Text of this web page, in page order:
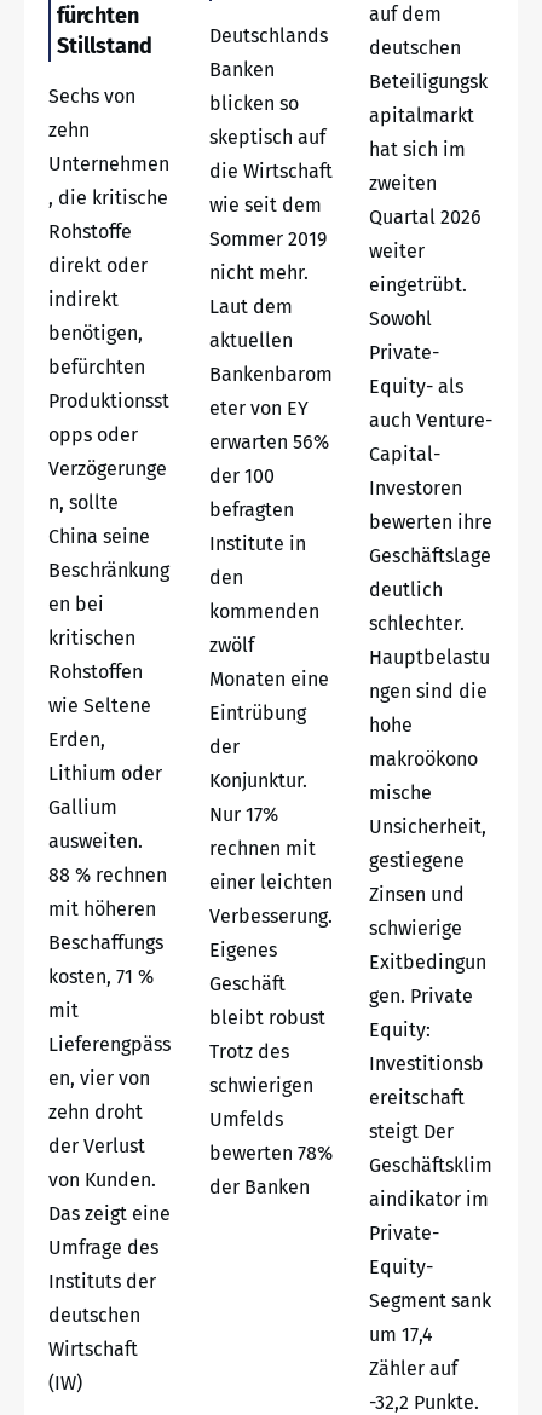
fürchten
Stillstand
Sechs von
zehn
Unternehmen
, die kritische
Rohstoffe
direkt oder
indirekt
benötigen,
befürchten
Produktionsst
opps oder
Verzögerunge
n, sollte
China seine
Beschränkung
en bei
kritischen
Rohstoffen
wie Seltene
Erden,
Lithium oder
Gallium
ausweiten.
88 % rechnen
mit höheren
Beschaffungs
kosten, 71 %
mit
Lieferengpäss
en, vier von
zehn droht
der Verlust
von Kunden.
Das zeigt eine
Umfrage des
Instituts der
deutschen
Wirtschaft
(IW)
Deutschlands
Banken
blicken so
skeptisch auf
die Wirtschaft
wie seit dem
Sommer 2019
nicht mehr.
Laut dem
aktuellen
Bankenbarom
eter von EY
erwarten 56%
der 100
befragten
Institute in
den
kommenden
zwölf
Monaten eine
Eintrübung
der
Konjunktur.
Nur 17%
rechnen mit
einer leichten
Verbesserung.
Eigenes
Geschäft
bleibt robust
Trotz des
schwierigen
Umfelds
bewerten 78%
der Banken
auf dem
deutschen
Beteiligungsk
apitalmarkt
hat sich im
zweiten
Quartal 2026
weiter
eingetrübt.
Sowohl
Private-
Equity- als
auch Venture-
Capital-
Investoren
bewerten ihre
Geschäftslage
deutlich
schlechter.
Hauptbelastu
ngen sind die
hohe
makroökono
mische
Unsicherheit,
gestiegene
Zinsen und
schwierige
Exitbedingun
gen. Private
Equity:
Investitionsb
ereitschaft
steigt Der
Geschäftsklim
aindikator im
Private-
Equity-
Segment sank
um 17,4
Zähler auf
-32,2 Punkte.